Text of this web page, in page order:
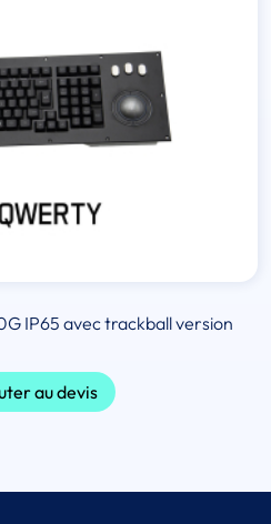
IP65 avec trackball version
au devis